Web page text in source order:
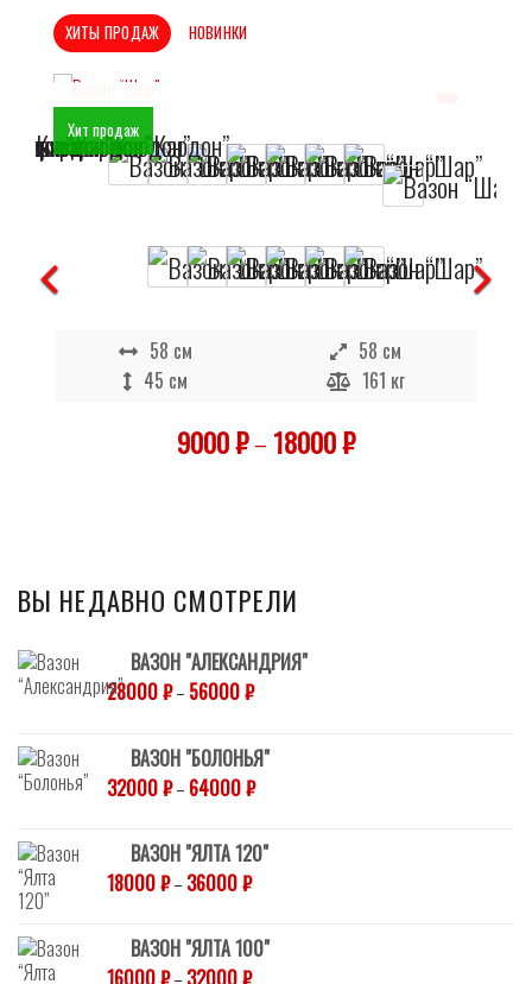
ХИТЫ ПРОДАЖ НОВИНКИ
Хит продаж
Отложить
В наличии
58 см
58 см
45 см
161 кг
9000₽– 18000₽
ВЫ НЕДАВНО СМОТРЕЛИ
ВАЗОН "АЛЕКСАНДРИЯ"
28000₽– 56000₽
ВАЗОН "БОЛОНЬЯ"
32000₽– 64000₽
ВАЗОН "ЯЛТА 120"
18000₽– 36000₽
ВАЗОН "ЯЛТА 100"
16000₽– 32000₽